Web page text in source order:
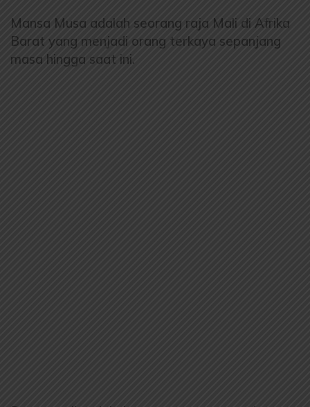
Mansa Musa adalah seorang raja Mali di Afrika
Barat yang menjadi orang terkaya sepanjang
masa hingga saat ini.